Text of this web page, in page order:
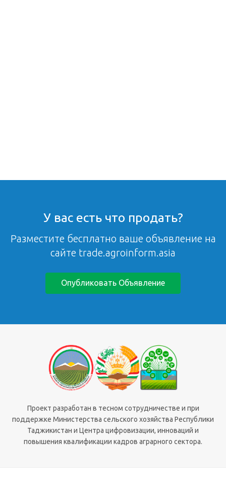
У вас есть что продать?
Разместите бесплатно ваше объявление на
сайте trade.agroinform.asia
Опубликовать Объявление
Проект разработан в тесном сотрудничестве и при
поддержке Министерства сельского хозяйства Республики
Таджикистан и Центра цифровизации, инноваций и
повышения квалификации кадров аграрного сектора.